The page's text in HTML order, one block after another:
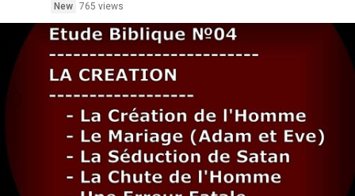
New 765 views